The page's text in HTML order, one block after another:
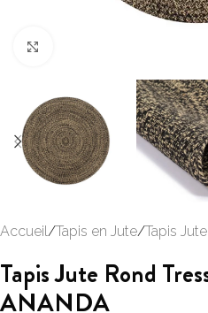
Accueil/Tapis en Jute/Tapis
Tapis Jute Rond
ANANDA